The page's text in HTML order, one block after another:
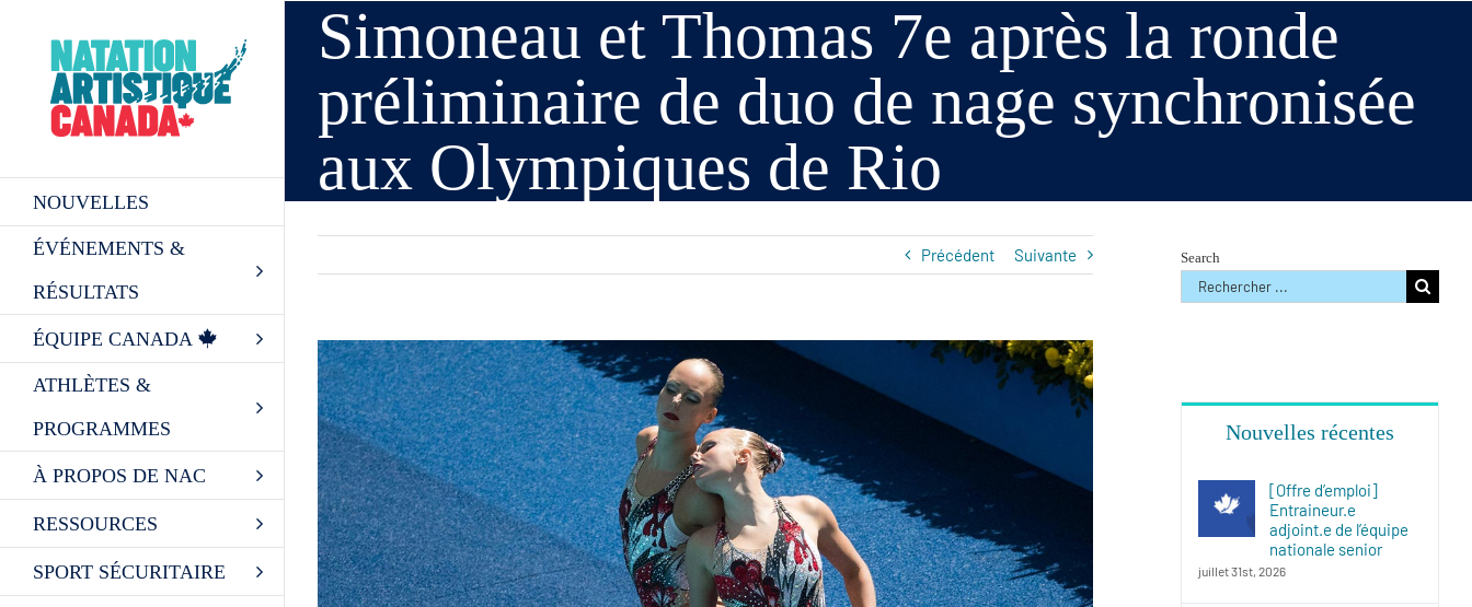
NOUVELLES
ÉVÉNEMENTS &
RÉSULTATS
ÉQUIPE CANADA
ATHLÈTES &
PROGRAMMES
À PROPOS DE NAC
RESSOURCES
SPORT SÉCURITAIRE
Simoneau et Thomas 7e après la ronde
préliminaire de duo de nage synchronisée
aux Olympiques de Rio
Précédent Suivante
View
Larger
Image
Search
Rechercher
:
Nouvelles récentes
[Offre d’emploi]
Entraineur.e
adjoint.e de l’équipe
nationale senior
juillet 31st, 2026